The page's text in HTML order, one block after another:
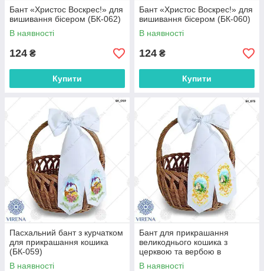
Бант «Христос Воскрес!» для
вишивання бісером (БК-062)
В наявності
124 ₴
Купити
Бант «Христос Воскрес!» для
вишивання бісером (БК-060)
В наявності
124 ₴
Купити
Пасхальний бант з курчатком
для прикрашання кошика
(БК-059)
В наявності
Бант для прикрашання
великоднього кошика з
церквою та вербою в
золотому кольорі (БК-073)
В наявності